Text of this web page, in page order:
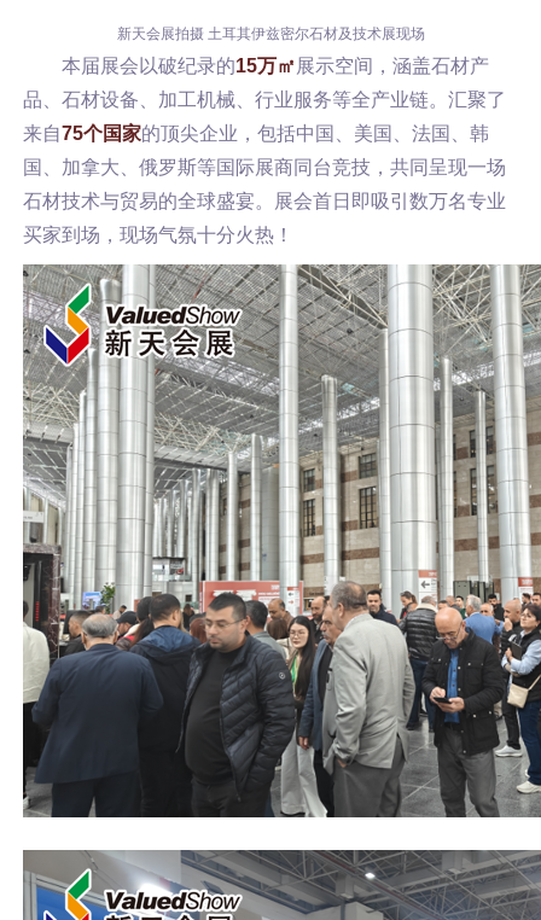
新天会展拍摄 土耳其伊兹密尔石材及技术展现场
本届展会以破纪录的15万㎡ 展示空间，涵盖石材产
品、石材设备、加工机械、行业服务等全产业链。 汇聚了
来自75个国家的顶尖企业，包括中国、美国、法国、韩
国、加拿大、俄罗斯等国际展商同台竞技，共同呈现一场
石材技术与贸易的全球盛宴。
展会首日即吸引数万名专业
买家到场，现场气氛十分火热！